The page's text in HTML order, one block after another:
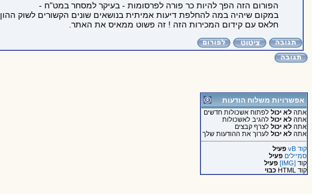
הפורום הזה הפך להיות כר פורה לפרסומות - בעיקר למסחר במט"ח -
במקום שיהיה במה להחלפת דיעות אמיתית בנושאים שונים הקשורים לשוק ההון.
חלאס עם קידום המכירות הזה ! זה פשוט ממאיס את האתר.
אפשרויות משלוח הודעות
אתה לא יכוללפתוח אשכולות חדשים
אתה לא יכוללהגיב לאשכולות
אתה לא יכוללצרף קבצים
אתה לא יכוללערוך את ההודעות שלך
קוד vB
פעיל
סמיילים פעיל
קוד [IMG]
פעיל
קוד HTML
כבוי